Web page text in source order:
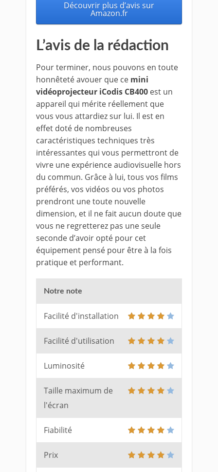
Découvrir plus d’avis sur
Amazon.fr
L’avis de la rédaction
Pour terminer, nous pouvons en toute
honnêteté avouer que ce mini
vidéoprojecteur iCodis CB400 est un
appareil qui mérite réellement que
vous vous attardiez sur lui. Il est en
effet doté de nombreuses
caractéristiques techniques très
intéressantes qui vous permettront de
vivre une expérience audiovisuelle hors
du commun. Grâce à lui, tous vos films
préférés, vos vidéos ou vos photos
prendront une toute nouvelle
dimension, et il ne fait aucun doute que
vous ne regretterez pas une seule
seconde d’avoir opté pour cet
équipement pensé pour être à la fois
pratique et performant.
Notre note
Facilité d'installation
Facilité d'utilisation
Luminosité
Taille maximum de
l'écran
Fiabilité
Prix